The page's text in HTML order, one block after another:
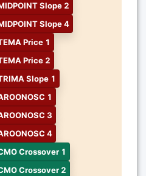
Slope 2
Slope 4
Price 1
Price 2
Slope 1
1
3
4
Crossover 1
Crossover 2